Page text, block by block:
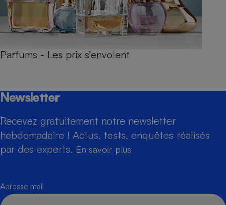
Parfums - Les prix s’envolent
Newsletter
Recevez gratuitement notre newsletter
hebdomadaire ! Actus, tests, enquêtes réalisés
par des experts. En savoir plus
Adresse mail